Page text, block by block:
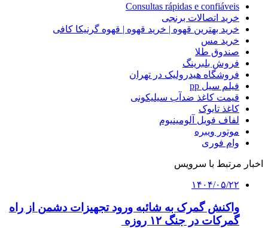
Consultas rápidas e confiáveis
خرید اتصالات برنجی
خرید بهترین قهوه | خرید قهوه | قهوه گرنیکا کافی
خرید مس
صندوق طلا
فروش بلبرینگ
فروشگاه هیدرولیک در تهران
فیلم سیل pp
قیمت کاغذ ضدآب سیلیکونی
کاغذ تایوک
لفاف فویل آلومینیوم
موتور ویبره
وام فوری
اخبار مرتبط با سرویس
۱۴۰۴/۰۵/۲۲
واکنش گمرک به شائبه ورود تجهیزات دشمن از راه
گمرکات در جنگ ۱۲ روزه